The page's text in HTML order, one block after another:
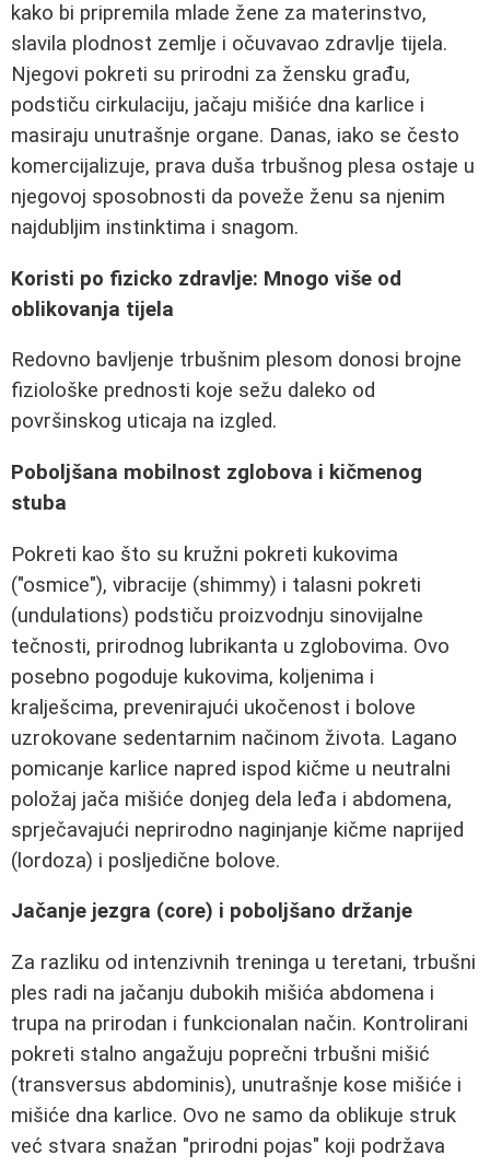
kako bi pripremila mlade žene za materinstvo,
slavila plodnost zemlje i očuvavao zdravlje tijela.
Njegovi pokreti su prirodni za žensku građu,
podstiču cirkulaciju, jačaju mišiće dna karlice i
masiraju unutrašnje organe. Danas, iako se često
komercijalizuje, prava duša trbušnog plesa ostaje u
njegovoj sposobnosti da poveže ženu sa njenim
najdubljim instinktima i snagom.
Koristi po fizicko zdravlje: Mnogo više od
oblikovanja tijela
Redovno bavljenje trbušnim plesom donosi brojne
fiziološke prednosti koje sežu daleko od
površinskog uticaja na izgled.
Poboljšana mobilnost zglobova i kičmenog
stuba
Pokreti kao što su kružni pokreti kukovima
("osmice"), vibracije (shimmy) i talasni pokreti
(undulations) podstiču proizvodnju sinovijalne
tečnosti, prirodnog lubrikanta u zglobovima. Ovo
posebno pogoduje kukovima, koljenima i
kralješcima, prevenirajući ukočenost i bolove
uzrokovane sedentarnim načinom života. Lagano
pomicanje karlice napred ispod kičme u neutralni
položaj jača mišiće donjeg dela leđa i abdomena,
sprječavajući neprirodno naginjanje kičme naprijed
(lordoza) i posljedične bolove.
Jačanje jezgra (core) i poboljšano držanje
Za razliku od intenzivnih treninga u teretani, trbušni
ples radi na jačanju dubokih mišića abdomena i
trupa na prirodan i funkcionalan način. Kontrolirani
pokreti stalno angažuju poprečni trbušni mišić
(transversus abdominis), unutrašnje kose mišiće i
mišiće dna karlice. Ovo ne samo da oblikuje struk
već stvara snažan "prirodni pojas" koji podržava